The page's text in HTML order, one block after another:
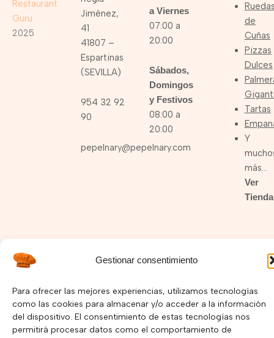
Gestionar consentimiento
Para ofrecer las mejores experiencias, utilizamos tecnologías
como las cookies para almacenar y/o acceder a la información
del dispositivo. El consentimiento de estas tecnologías nos
permitirá procesar datos como el comportamiento de
Restaurant
Guru
2025
Jiménez,
41
41807 –
Espartinas
(SEVILLA)
954 32 92
90
pepelnary@pepelnary.com
a Viernes
07:00 a
20:00
Sábados,
Domingos
y Festivos
08:00 a
20:00
de
Cuñas
Pizzas
Dulces
Tartas
Y
más…
Ver
Tienda
I
t
a
g
r
a
F
e
b
o
o
k
Y
t
u
b
e
Copyright © 2025 Pepelnary.com | Página Web hecha por
Mayorga Marketing